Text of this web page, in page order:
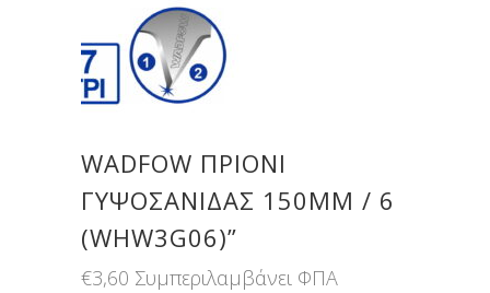
WADFOW ΠΡΙΟΝΙ
ΓΥΨΟΣΑΝΙΔΑΣ 150MM / 6
(WHW3G06)”
€3,60 Συμπεριλαμβάνει ΦΠΑ